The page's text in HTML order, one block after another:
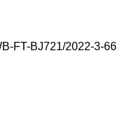
FT-BJ721/2022-3-66